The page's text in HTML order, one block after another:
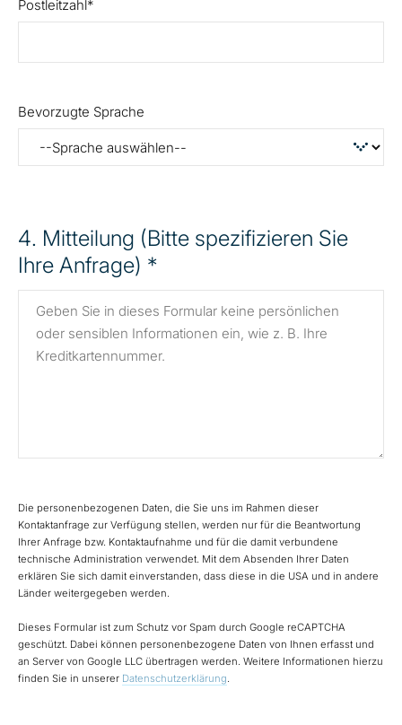
Postleitzahl
Bevorzugte Sprache
4. Mitteilung (Bitte spezifizieren Sie
Ihre Anfrage) *
Die personenbezogenen Daten, die Sie uns im Rahmen dieser
Kontaktanfrage zur Verfügung stellen, werden nur für die Beantwortung
Ihrer Anfrage bzw. Kontaktaufnahme und für die damit verbundene
technische Administration verwendet. Mit dem Absenden Ihrer Daten
erklären Sie sich damit einverstanden, dass diese in die USA und in andere
Länder weitergegeben werden.
Dieses Formular ist zum Schutz vor Spam durch Google reCAPTCHA
geschützt. Dabei können personenbezogene Daten von Ihnen erfasst und
an Server von Google LLC übertragen werden. Weitere Informationen hierzu
finden Sie in unserer Datenschutzerklärung.